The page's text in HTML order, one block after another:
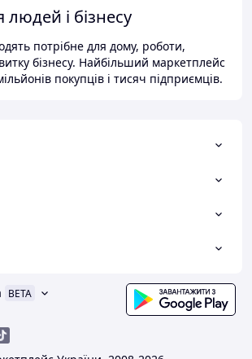
і бізнесу
потрібне для дому, роботи,
бізнесу. Найбільший маркетплейс
покупців і тисяч підприємців.
BETA